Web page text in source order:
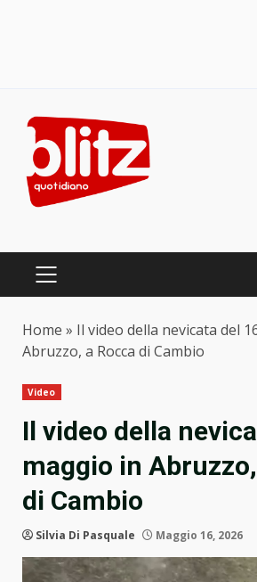
content
PRIMARY
Home » Il video della nevicata del
Abruzzo, a Rocca di Cambio
Video
Il video della
maggio in
di Cambio
Silvia Di Pasquale Maggio 16, 2026